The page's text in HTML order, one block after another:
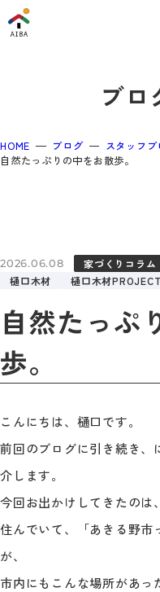
ブロ
HOME ブログ スタッフブ
自然たっぷりの中をお散歩。
2026.06.08 家づくりコラム
樋口木材
樋口木材PROJECT
自然たっぷ
歩。
こんにちは、樋口です。
前回のブログに引き続き、
介します。
今回お出かけしてきたのは
住んでいて、「あきる野市
が、
市内にもこんな場所があっ